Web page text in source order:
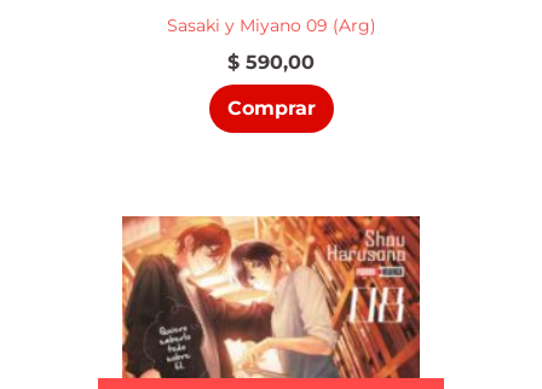
Sasaki y Miyano 09 (Arg)
$ 590,00
Comprar